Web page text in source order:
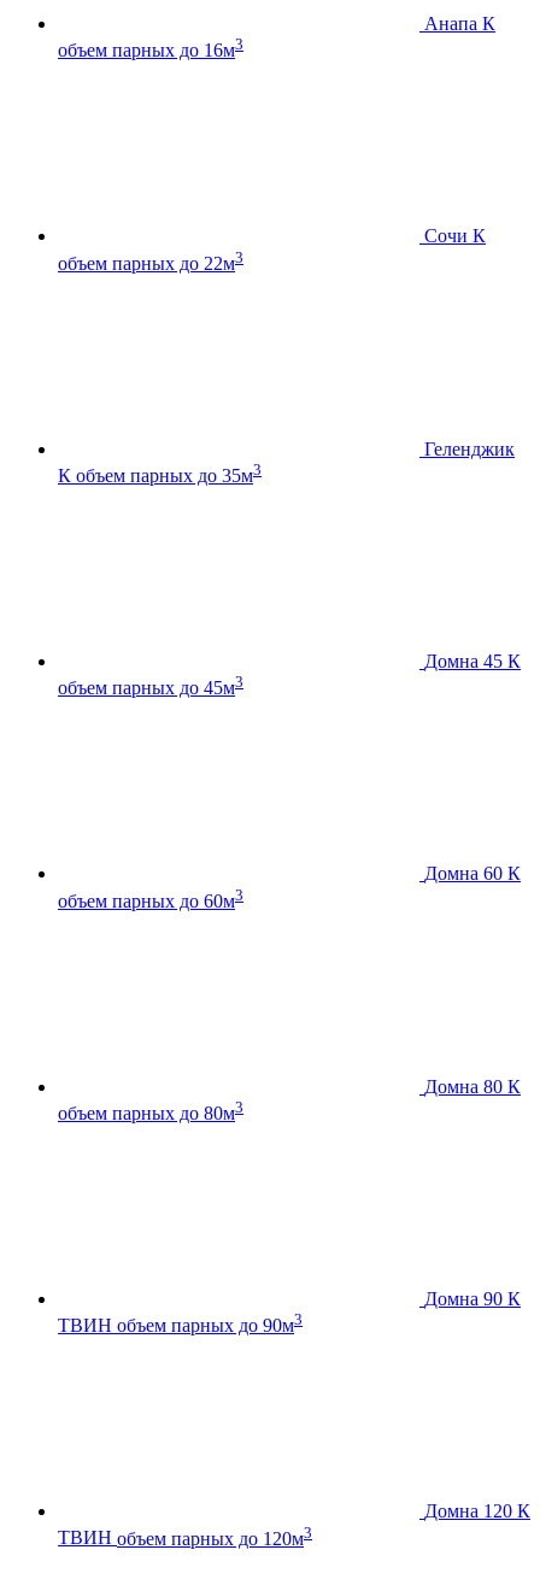
Анапа К
объем парных до 16м3
Сочи К
объем парных до 22м3
Геленджик
К объем парных до 35м3
Домна 45 К
объем парных до 45м3
Домна 60 К
объем парных до 60м3
Домна 80 К
объем парных до 80м3
Домна 90 К
ТВИН объем парных до 90м3
Домна 120 К
ТВИН объем парных до 120м3